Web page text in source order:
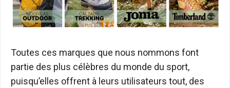
Toutes ces marques que nous nommons font
partie des plus célèbres du monde du sport,
puisqu’elles offrent à leurs utilisateurs tout, des